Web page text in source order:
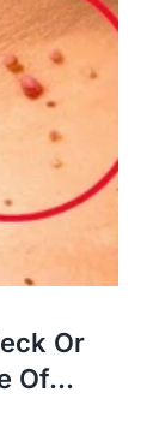
Or
Of...